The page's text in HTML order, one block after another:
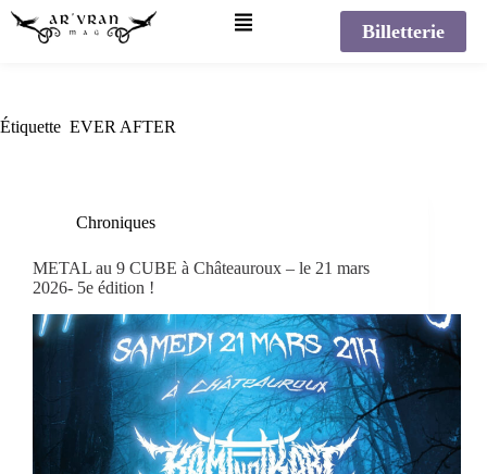
Billetterie
Étiquette EVER AFTER
Chroniques
METAL au 9 CUBE à Châteauroux – le 21 mars
2026- 5e édition !